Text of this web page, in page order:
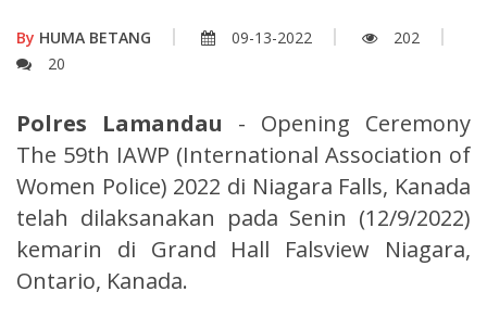
By HUMA BETANG 09-13-2022
202
20
Polres Lamandau - Opening Ceremony
The 59th IAWP (International Association of
Women Police) 2022 di Niagara Falls, Kanada
telah dilaksanakan pada Senin (12/9/2022)
kemarin di Grand Hall Falsview Niagara,
Ontario, Kanada.